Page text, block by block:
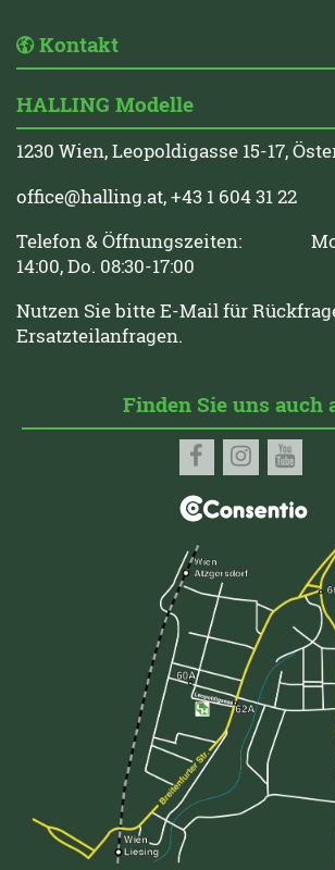
Kontakt
HALLING Modelle
1230 Wien, Leopoldigasse 15-17,
office@halling.at, +43 1 604 31 22
Telefon & Öffnungszeiten:
14:00, Do. 08:30-17:00
Nutzen Sie bitte E-Mail für
Ersatzteilanfragen.
Finden Sie uns auch